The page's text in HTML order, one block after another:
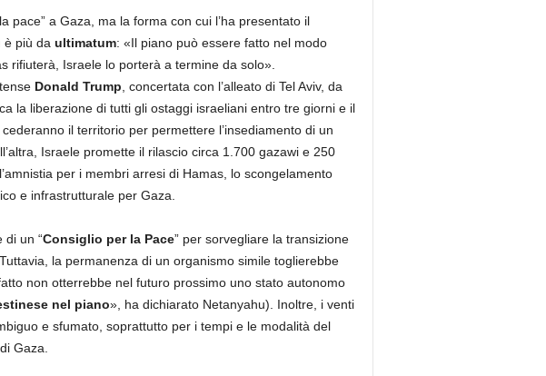
pace” a Gaza, ma la forma con cui l’ha presentato il
è più da ultimatum: «Il piano può essere fatto nel modo
rifiuterà, Israele lo porterà a termine da solo».
Donald Trump , concertata con l’alleato di Tel Aviv, da
la liberazione di tutti gli ostaggi israeliani entro tre giorni e il
il territorio per permettere l’insediamento di un
Israele promette il rilascio circa 1.700 gazawi e 250
per i membri arresi di Hamas, lo scongelamento
e infrastrutturale per Gaza.
di un “Consiglio per la Pace” per sorvegliare la transizione
la permanenza di un organismo simile toglierebbe
non otterrebbe nel futuro prossimo uno stato autonomo
nel piano», ha dichiarato Netanyahu). Inoltre, i venti
e sfumato, soprattutto per i tempi e le modalità del
Gaza.